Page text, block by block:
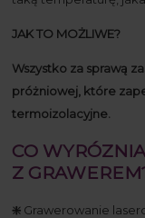
JAK TO MOŻLIWE?
Wszystko za sprawą
próżniowej, które
termoizolacyjne.
CO
Z
❇️ Grawerowanie